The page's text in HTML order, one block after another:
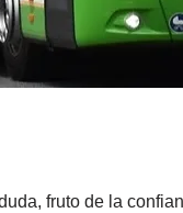
fruto de la